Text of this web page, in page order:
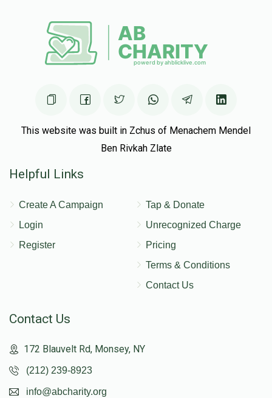
This website was built in Zchus of Menachem Mendel
Ben Rivkah Zlate
Helpful Links
Create A Campaign
Login
Register
Tap & Donate
Unrecognized Charge
Pricing
Terms & Conditions
Contact Us
Contact Us
172 Blauvelt Rd, Monsey, NY
(212) 239-8923
info@abcharity.org